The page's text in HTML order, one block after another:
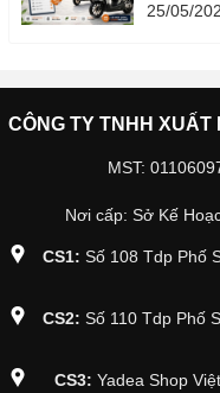
25/05/
CÔNG TY TNHH
MST:
Nơi cấp: Sở Kế
CS1: Số 108 Tdp Phố
CS2: Số 110 Tdp Phố
CS3: Yadea Shop